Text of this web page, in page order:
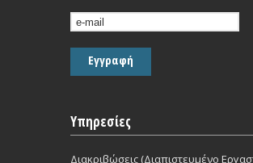
Υπηρεσίες
Διακριβώσεις (Διαπιστευμένο